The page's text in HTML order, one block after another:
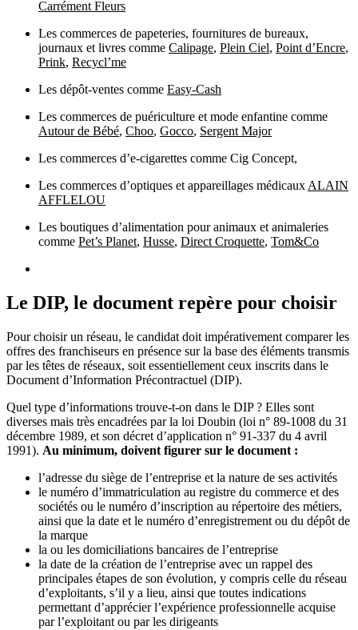
Carrément Fleurs
Les commerces de papeteries, fournitures de bureaux,
journaux et livres comme Calipage, Plein Ciel, Point d’Encre,
Prink, Recycl’me
Les dépôt-ventes comme Easy-Cash
Les commerces de puériculture et mode enfantine comme
Autour de Bébé, Choo, Gocco, Sergent Major
Les commerces d’e-cigarettes comme Cig Concept,
Les commerces d’optiques et appareillages médicauxALAIN
AFFLELOU
Les boutiques d’alimentation pour animaux et animaleries
comme Pet’s Planet, Husse, Direct Croquette, Tom&Co
Le DIP, le document repère pour choisir
Pour choisir un réseau, le candidat doit impérativement comparer les
offres des franchiseurs en présence sur la base des éléments transmis
par les têtes de réseaux, soit essentiellement ceux inscrits dans le
Document d’Information Précontractuel (DIP).
Quel type d’informations trouve-t-on dans le DIP ? Elles sont
diverses mais très encadrées par la loi Doubin (loi n° 89-1008 du 31
décembre 1989, et son décret d’application n° 91-337 du 4 avril
1991). Au minimum, doivent figurer sur le document :
l’adresse du siège de l’entreprise et la nature de ses activités
le numéro d’immatriculation au registre du commerce et des
sociétés ou le numéro d’inscription au répertoire des métiers,
ainsi que la date et le numéro d’enregistrement ou du dépôt de
la marque
la ou les domiciliations bancaires de l’entreprise
la date de la création de l’entreprise avec un rappel des
principales étapes de son évolution, y compris celle du réseau
d’exploitants, s’il y a lieu, ainsi que toutes indications
permettant d’apprécier l’expérience professionnelle acquise
par l’exploitant ou par les dirigeants